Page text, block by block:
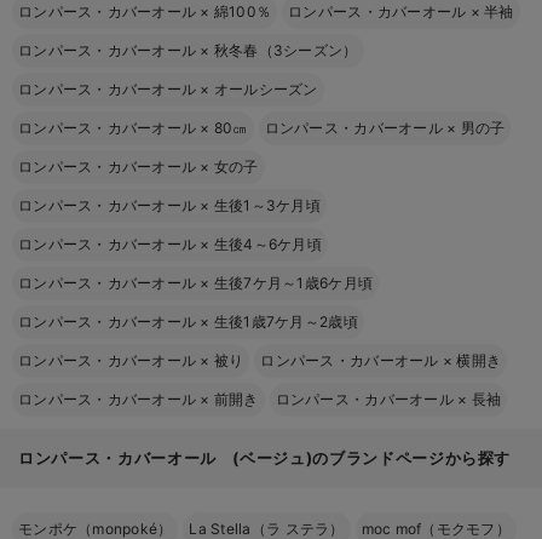
ロンパース・カバーオール × 綿100％ ロンパース・カバーオール ×半袖
ロンパース・カバーオール × 秋冬春（3シーズン）
ロンパース・カバーオール × オールシーズン
ロンパース・カバーオール × 80㎝ ロンパース・カバーオール × 男の子
ロンパース・カバーオール × 女の子
ロンパース・カバーオール × 生後1～3ケ月頃
ロンパース・カバーオール × 生後4～6ケ月頃
ロンパース・カバーオール × 生後7ケ月～1歳6ケ月頃
ロンパース・カバーオール × 生後1歳7ケ月～2歳頃
ロンパース・カバーオール × 被り ロンパース・カバーオール ×横開き
ロンパース・カバーオール × 前開き ロンパース・カバーオール × 長袖
ロンパース・カバーオール (ベージュ)のブランドページから探す
モンポケ（monpoké） La Stella（ラ ステラ） moc mof（モクモフ）